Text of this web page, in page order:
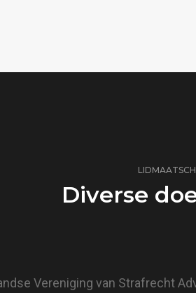
Diverse
Vereniging van Strafrecht